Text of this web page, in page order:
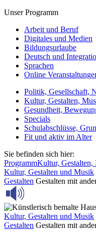
Unser Programm
Arbeit und Beruf
Digitales und Medien
Bildungsurlaube
Deutsch und
Sprachen
Online
Politik, Gesellschaft,
Kultur, Gestalten,
Gesundheit,
Specials
Schulabschlüsse,
Fit und aktiv im Alter
Sie befinden sich hier:
ProgrammKultur, Gestalten,
Kultur, Gestalten und Musik
Gestalten Gestalten mit
Kultur, Gestalten und Musik
Gestalten Gestalten mit